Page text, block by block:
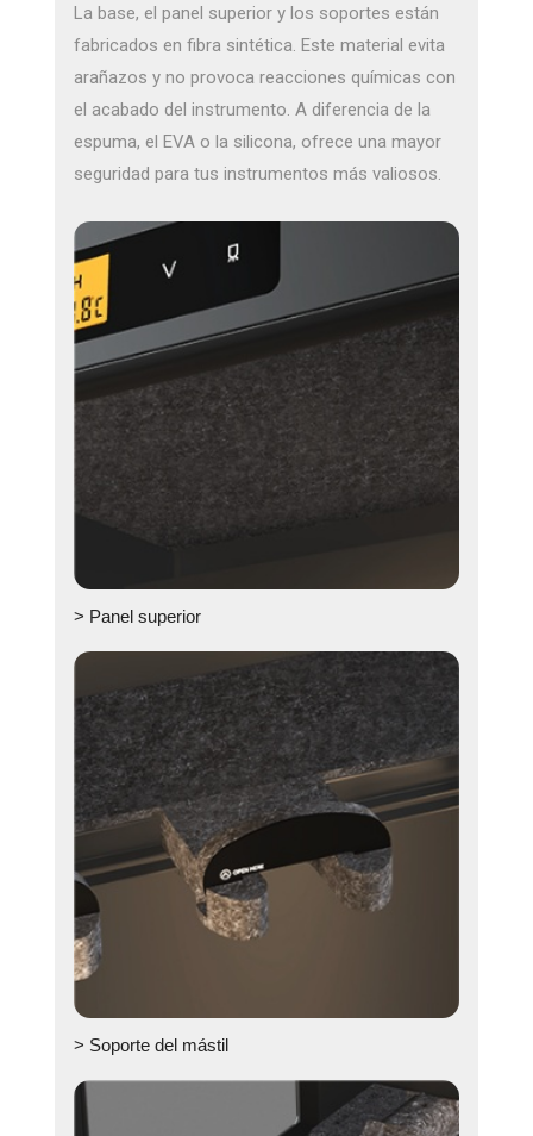
La base, el panel superior y los soportes están
fabricados en fibra sintética. Este material evita
arañazos y no provoca reacciones químicas con
el acabado del instrumento. A diferencia de la
espuma, el EVA o la silicona, ofrece una mayor
seguridad para tus instrumentos más valiosos.
> Panel superior
> Soporte del mástil